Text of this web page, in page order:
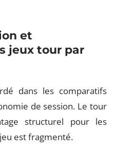
et
jeux tour par
dans les comparatifs
de session. Le tour
structurel pour les
est fragmenté.